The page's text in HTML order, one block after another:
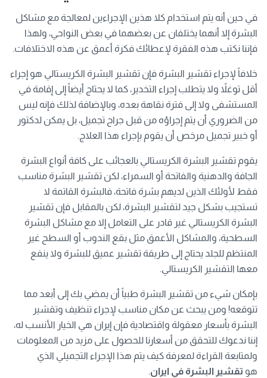
في حين أنه يتم استخدام كلا هذين الإجراءين لمعالجة مع مشاكل
البشرة إلا أنهما يختلفان عن بعضهما في بعض النواحي، ولهذا
فإننا نكتب هذه الفقرة لإعطائك فكرة أعمق عن هذه الاختلافات.
خلافاً لإجراء تقشير البشرة فإن تقشير البشرة الكريستالي هو إجراء
أقل توغلاً ولا يتطلب إجراء التخدير، كما لا يحتاج أيضاً إلى إقامة في
المستشفى ولا إلى فترة نقاهة بعده، وبالإضافة لذلك فإنه ليس
من الضروري أن يتم إجراؤه من قبل جراح تجميل، بل يمكن لدكتور
أو خبير تجميل مرخص أن يقوم بإجراء هذا العلاج.
يقوم تقشير البشرة الكريستالي بالعجائب على كافة أنواع البشرة
الجافة والدهنية والفاتحة أو السمراء، لكن تقشير البشرة مناسب
فقط لأولئك الذين لديهم بشرة فاتحة، فالبشرة القاتمة لا
تستجيب بشكل جيد لتقشير البشرة، لكن بالمقابل فإن تقشير
البشرة الكريستالي غير قادر على التعامل إلا مع مشاكل البشرة
السطحية، والمشاكل الأعمق مثل بقع الندوب أو السطح غير
المنتظم للجلد يحتاج إلى طريقة تقشير عميق للبشرة ولا ينفع
معها التقشير الكريستالي.
بإمكان شيء من تقشير البشرة طبياً أن يمضي بك إلى أبعد مما
تتوقعه! ومن يبحث عن مكان مناسب لإجراء تنظيف وتقشير
البشرة بأسعار معقولة واقتصادية فإن إيران هي الخيار الأنسب له،
إننا ندعوك للتحقق من أسعارنا للحصول على مزيد من المعلومات
ولمتابعة القراءة لمعرفة كيف يتم هذا الإجراء التجميلي الذي
هو تقشير البشرة في ايران.